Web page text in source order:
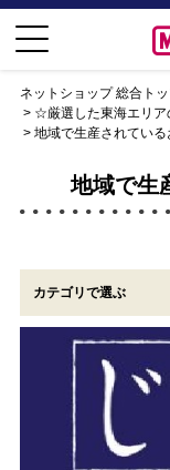
ネットショップ 総合ト
☆厳選した東海エリア
地域で生産されてい
地域で生
カテゴリで選ぶ